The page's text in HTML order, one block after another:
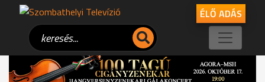
ÉLŐ ADÁS